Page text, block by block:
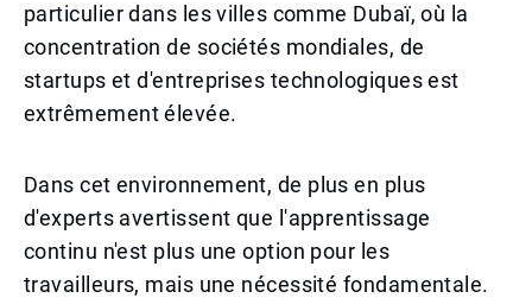
particulier dans les villes comme Dubaï, où la
concentration de sociétés mondiales, de
startups et d'entreprises technologiques est
extrêmement élevée.
Dans cet environnement, de plus en plus
d'experts avertissent que l'apprentissage
continu n'est plus une option pour les
travailleurs, mais une nécessité fondamentale.